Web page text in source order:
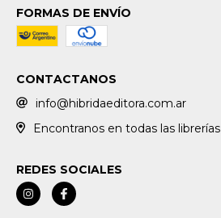
FORMAS DE ENVÍO
CONTACTANOS
info@hibridaeditora.com.ar
Encontranos en todas las librerías
REDES SOCIALES